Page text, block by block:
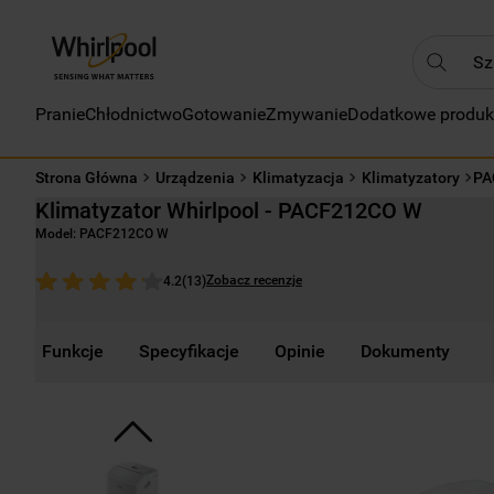
PranieChłodnictwoGotowanieZmywanieDodatkowe
Strona Główna Urządzenia Klimatyzacja Klimatyzatory
Klimatyzator Whirlpool - PACF212CO W
Model: PACF212CO W
4.2(13)Zobacz recenzje
Funkcje Specyfikacje Opinie Dokumenty
2 .